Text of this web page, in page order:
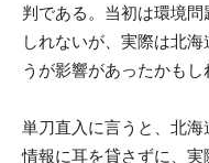
判である。当初は環境
しれないが、実際は北
うが影響があったかもし
単刀直入に言うと、北
情報に耳を貸さずに、